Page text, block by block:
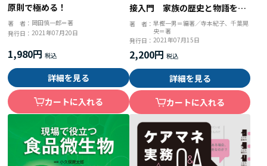
原則で極める！
著 者： 岡田慎一郎＝著
発行日：2021年07月20日
1,980円
詳細を見る
カートに入れる
接入門 家族の歴史と物語を対
話で紡ぐ
著 者： 早樫一男＝編著／寺本紀子、千葉晃
央＝著
発行日： 2021年07月15日
2,200円
詳細を見る
カートに入れる